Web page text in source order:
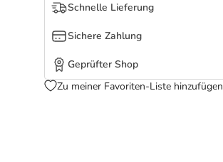
Schnelle Lieferung
Sichere Zahlung
Geprüfter Shop
Zu meiner Favoriten-Liste hinzufügen